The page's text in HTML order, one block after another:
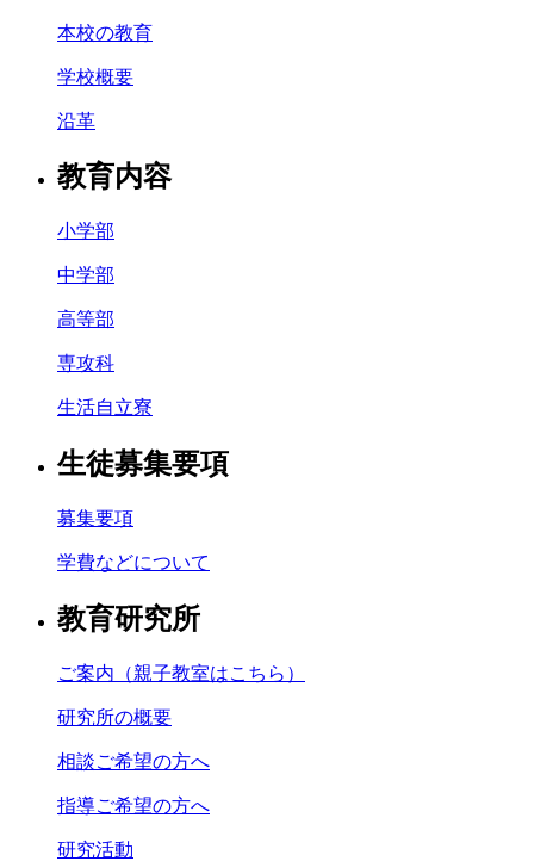
本校の教育
学校概要
沿革
教育内容
小学部
中学部
高等部
専攻科
生活自立寮
生徒募集要項
募集要項
学費などについて
教育研究所
ご案内（親子教室はこちら）
研究所の概要
相談ご希望の方へ
指導ご希望の方へ
研究活動